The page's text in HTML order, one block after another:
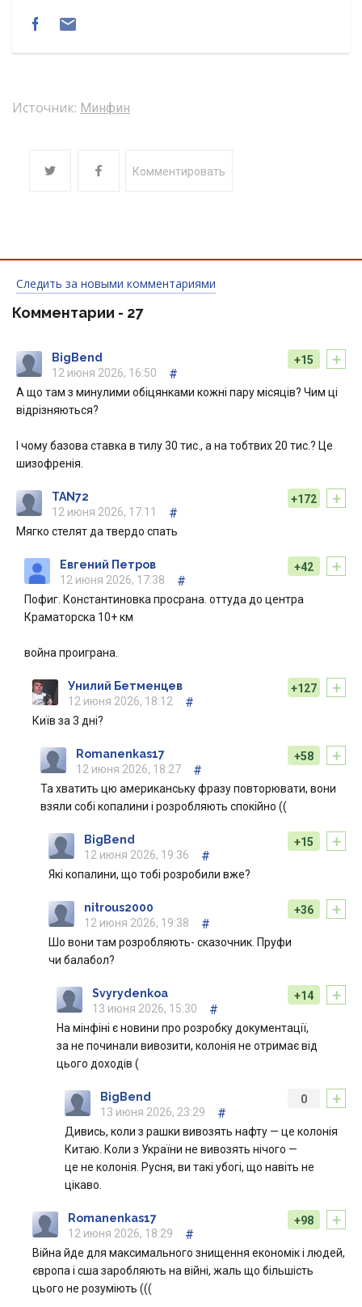
Источник: Минфин
Комментировать
Следить за новыми комментариями
Комментарии - 27
+
+15
BigBend
12 июня 2026, 16:50
#
А що там з минулими обіцянками кожні пару місяців? Чим ці
відрізняються?
І чому базова ставка в тилу 30 тис., а на тобтвих 20 тис.? Це
шизофренія.
+
+172
TAN72
12 июня 2026, 17:11
#
Мягко стелят да твердо спать
+
+42
Евгений Петров
12 июня 2026, 17:38
#
Пофиг. Константиновка просрана. оттуда до центра
Краматорска 10+ км
война проиграна.
+
+127
Унилий Бетменцев
12 июня 2026, 18:12
#
Київ за 3 дні?
+
+58
Romanenkas17
12 июня 2026, 18:27
#
Та хватить цю американську фразу повторювати, вони
взяли собі копалини і розробляють спокійно ((
+
+15
BigBend
12 июня 2026, 19:36
#
Які копалини, що тобі розробили вже?
+
+36
nitrous2000
12 июня 2026, 19:38
#
Шо вони там розробляють- сказочник. Пруфи
чи балабол?
+
+14
Svyrydenkoa
13 июня 2026, 15:30
#
На мінфіні є новини про розробку документації,
за не починали вивозити, колонія не отримає від
цього доходів (
+
0
BigBend
13 июня 2026, 23:29
#
Дивись, коли з рашки вивозять нафту — це колонія
Китаю. Коли з України не вивозять нічого —
це не колонія. Русня, ви такі убогі, що навіть не
цікаво.
+
+98
Romanenkas17
12 июня 2026, 18:29
#
Війна йде для максимального знищення економік і людей,
європа і сша заробляють на війні, жаль що більшість
цього не розуміють (((